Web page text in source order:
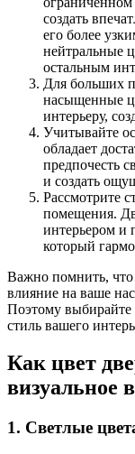
создать
его более
нейтральные
остальным
Для больших
насыщенные
интерьеру,
Учитывайте
обладает
предпочесть
и создать
Рассмотрите
помещения.
интерьером и
который
Важно помнить, что
влияние на ваше
Поэтому выбирайте
стиль вашего
Как цвет
визуальное
1. Светлые